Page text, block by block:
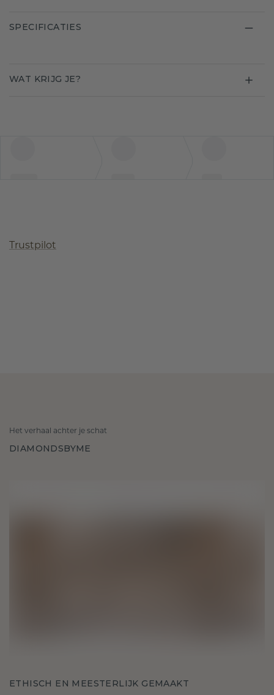
SPECIFICATIES
WAT KRIJG JE?
Trustpilot
Het verhaal achter je schat
DIAMONDSBYME
ETHISCH EN MEESTERLIJK GEMAAKT